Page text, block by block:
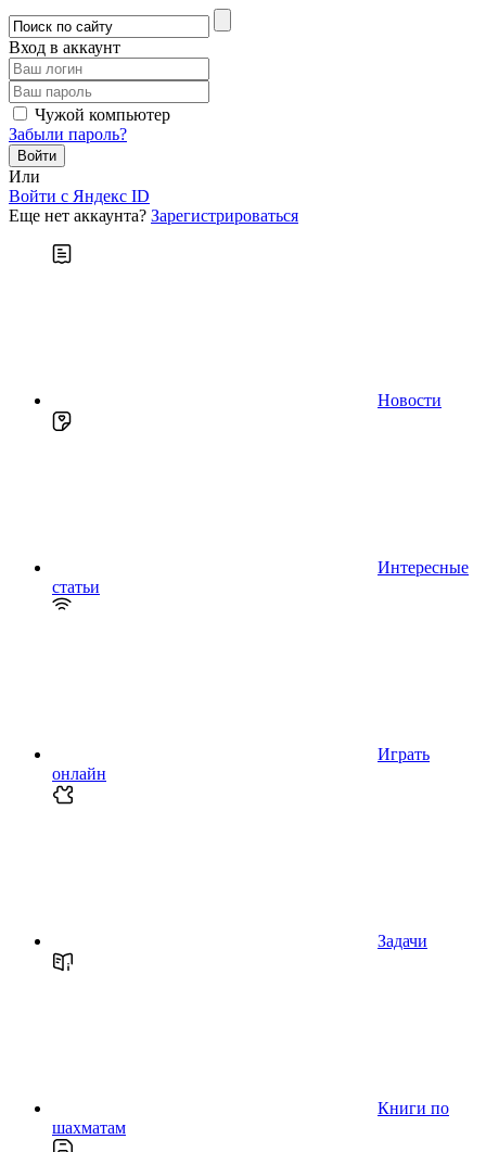
Вход в аккаунт
Чужой компьютер
Забыли пароль?
Или
Войти c Яндекс ID
Еще нет аккаунта? Зарегистрироваться
Новости
Интересные
статьи
Играть
онлайн
Задачи
Книги по
шахматам